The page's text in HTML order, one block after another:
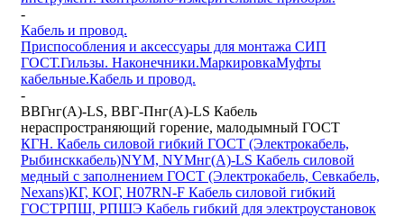
-
Кабель и провод.
Приспособления и аксессуары для монтажа СИП
ГОСТ.Гильзы. Наконечники.МаркировкаМуфты
кабельные.Кабель и провод.
-
ВВГнг(А)-LS, ВВГ-Пнг(А)-LS Кабель
нераспространяющий горение, малодымный ГОСТ
КГН. Кабель силовой гибкий ГОСТ (Электрокабель,
Рыбинсккабель)NYM, NYMнг(А)-LS Кабель силовой
медный с заполнением ГОСТ (Электрокабель, Севкабель,
Nexans)КГ, КОГ, H07RN-F Кабель силовой гибкий
ГОСТРПШ, РПШЭ Кабель гибкий для электроустановок